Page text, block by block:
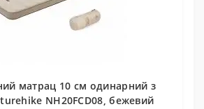
матрац 10 см одинарний з
NH20FCD08, бежевий